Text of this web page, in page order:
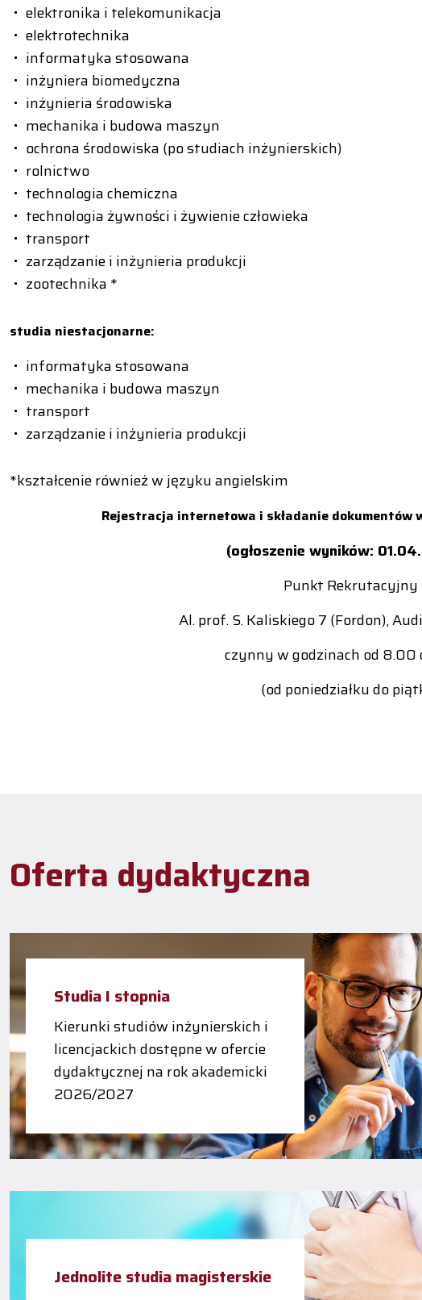
elektronika i telekomunikacja
elektrotechnika
informatyka stosowana
inżyniera biomedyczna
inżynieria środowiska
mechanika i budowa maszyn
ochrona środowiska (po studiach inżynierskich)
rolnictwo
technologia chemiczna
technologia żywności i żywienie człowieka
transport
zarządzanie i inżynieria produkcji
zootechnika *
studia niestacjonarne:
informatyka stosowana
mechanika i budowa maszyn
transport
zarządzanie i inżynieria produkcji
*kształcenie również w języku angielskim
Rejestracja internetowa i składanie dokumentów
(ogłoszenie wyników:
Punkt Rekrutacyjny
Al. prof. S. Kaliskiego 7 (Fordon),
czynny w godzinach od 8.00
(od poniedziałku do
Oferta dydaktyczna
Studia I stopnia
Kierunki studiów inżynierskich i
licencjackich dostępne w ofercie
dydaktycznej na rok akademicki
2026/2027
Jednolite studia magisterskie